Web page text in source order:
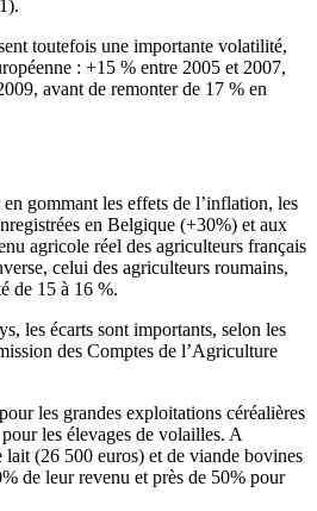
toutefois une importante volatilité,
: +15 % entre 2005 et 2007,
avant de remonter de 17 % en
en gommant les effets de l’inflation, les
en Belgique (+30%) et aux
agricole réel des agriculteurs français
celui des agriculteurs roumains,
de 15 à 16 %.
les écarts sont importants, selon les
des Comptes de l’Agriculture
les grandes exploitations céréalières
les élevages de volailles. A
lait (26 500 euros) et de viande bovines
de leur revenu et près de 50% pour